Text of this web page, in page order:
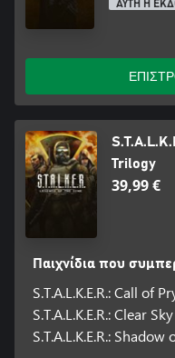
ΑΥΤΗ Η
Trilogy
39,99 €
Παιχνίδια που
S.T.A.L.K.E.R.: Call of
S.T.A.L.K.E.R.: Clear
S.T.A.L.K.E.R.: